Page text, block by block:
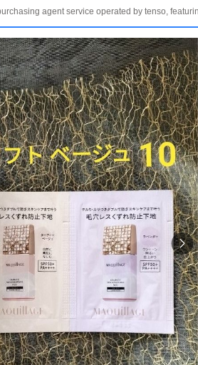
agent service operated by tenso,